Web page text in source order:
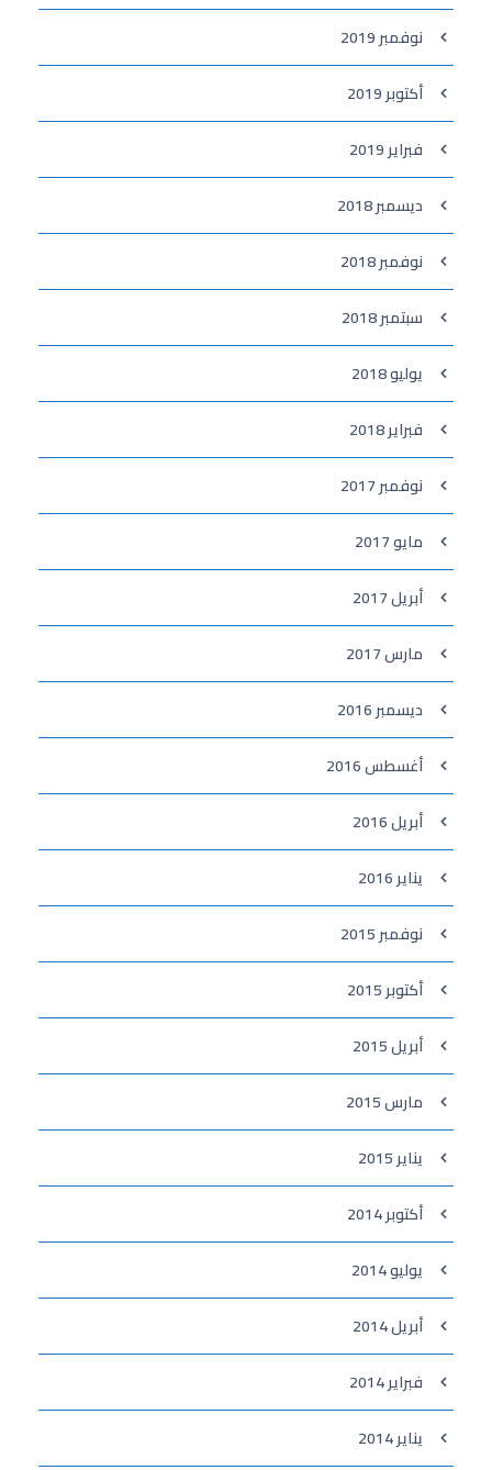
نوفمبر 2019
أكتوبر 2019
فبراير 2019
ديسمبر 2018
نوفمبر 2018
سبتمبر 2018
يوليو 2018
فبراير 2018
نوفمبر 2017
مايو 2017
أبريل 2017
مارس 2017
ديسمبر 2016
أغسطس 2016
أبريل 2016
يناير 2016
نوفمبر 2015
أكتوبر 2015
أبريل 2015
مارس 2015
يناير 2015
أكتوبر 2014
يوليو 2014
أبريل 2014
فبراير 2014
يناير 2014